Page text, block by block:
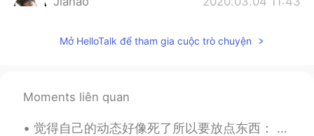
@有哥控手控声控的土豆儿是 不 告 诉你
哈哈哈哈哈哈哈
Mở HelloTalk để tham gia cuộc trò chuyện
Moments liên quan
觉得自己的动态好像死了所以要放点东西： 图一：自己第一次穿汉服（借朋友的）、兴奋死了\(//∇//)\ 然后马赛克很好玩😂 图二：去旅行时候吃的～ 珍局奶chia～下面是鸡蛋做的pancak...